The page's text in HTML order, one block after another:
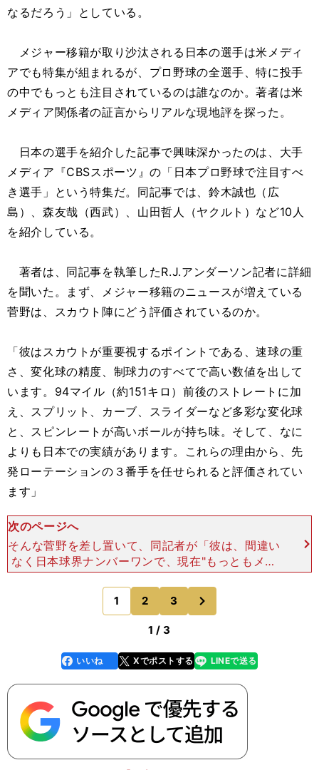
なるだろう」としている。
メジャー移籍が取り沙汰される日本の選手は米メディ
アでも特集が組まれるが、プロ野球の全選手、特に投手
の中でもっとも注目されているのは誰なのか。著者は米
メディア関係者の証言からリアルな現地評を探った。
日本の選手を紹介した記事で興味深かったのは、大手
メディア『CBSスポーツ』の「日本プロ野球で注目すべ
き選手」という特集だ。同記事では、鈴木誠也（広
島）、森友哉（西武）、山田哲人（ヤクルト）など10人
を紹介している。
著者は、同記事を執筆したR.J.アンダーソン記者に詳細
を聞いた。まず、メジャー移籍のニュースが増えている
菅野は、スカウト陣にどう評価されているのか。
「彼はスカウトが重要視するポイントである、速球の重
さ、変化球の精度、制球力のすべてで高い数値を出して
います。94マイル（約151キロ）前後のストレートに加
え、スプリット、カーブ、スライダーなど多彩な変化球
と、スピンレートが高いボールが持ち味。そして、なに
よりも日本での実績があります。これらの理由から、先
発ローテーションの３番手を任せられると評価されてい
ます」
次のページへ
そんな菅野を差し置いて、同記者が「彼は、間違い
なく日本球界ナンバーワンで、現在"もっともメジ
ャーに近い投手"と言えます」と大絶賛したのが、
ソフトバンクの千賀滉大だ。「長い投球回、三振率
の高さ、95マイ
1 2 3
1 / 3
faceboo
k
いいね Xでポストする
line LINEで送る